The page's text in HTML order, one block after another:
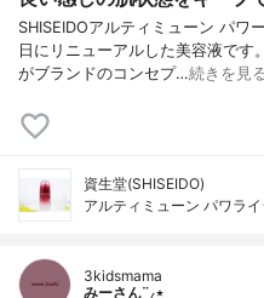
SHISEIDOアルティミューン パワ
日にリニューアルした美容液です
がブランドのコンセプ…続きを見
資生堂(SHISEIDO)
アルティミューン パワラ
3kidsmama
みーさん¨̮⸝⋆